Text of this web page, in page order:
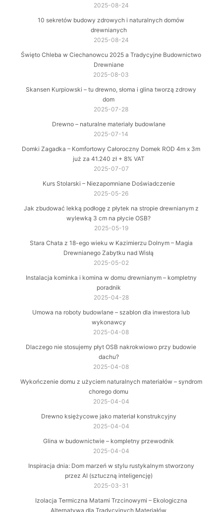
2025-08-24
10 sekretów budowy zdrowych i naturalnych domów
drewnianych
2025-08-24
Święto Chleba w Ciechanowcu 2025 a Tradycyjne Budownictwo
Drewniane
2025-08-03
Skansen Kurpiowski – tu drewno, słoma i glina tworzą zdrowy
dom
2025-07-28
Drewno – naturalne materiały budowlane
2025-07-14
Domki Zagadka – Komfortowy Całoroczny Domek ROD 4m x 3m
już za 41.240 zł + 8% VAT
2025-07-07
Kurs Stolarski – Niezapomniane Doświadczenie
2025-05-26
Jak zbudować lekką podłogę z płytek na stropie drewnianym z
wylewką 3 cm na płycie OSB?
2025-05-19
Stara Chata z 18-ego wieku w Kazimierzu Dolnym – Magia
Drewnianego Zabytku nad Wisłą
2025-05-02
Instalacja kominka i komina w domu drewnianym – kompletny
poradnik
2025-04-28
Umowa na roboty budowlane – szablon dla inwestora lub
wykonawcy
2025-04-08
Dlaczego nie stosujemy płyt OSB nakrokwiowo przy budowie
dachu?
2025-04-08
Wykończenie domu z użyciem naturalnych materiałów – syndrom
chorego domu
2025-04-04
Drewno księżycowe jako materiał konstrukcyjny
2025-04-04
Glina w budownictwie – kompletny przewodnik
2025-04-04
Inspiracja dnia: Dom marzeń w stylu rustykalnym stworzony
przez AI (sztuczną inteligencję)
2025-03-31
Izolacja Termiczna Matami Trzcinowymi – Ekologiczna
Alternatywa dla Tradycyjnych Materiałów